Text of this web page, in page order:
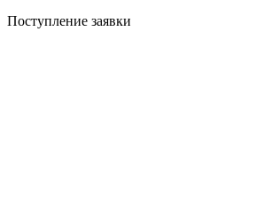
Поступление заявки